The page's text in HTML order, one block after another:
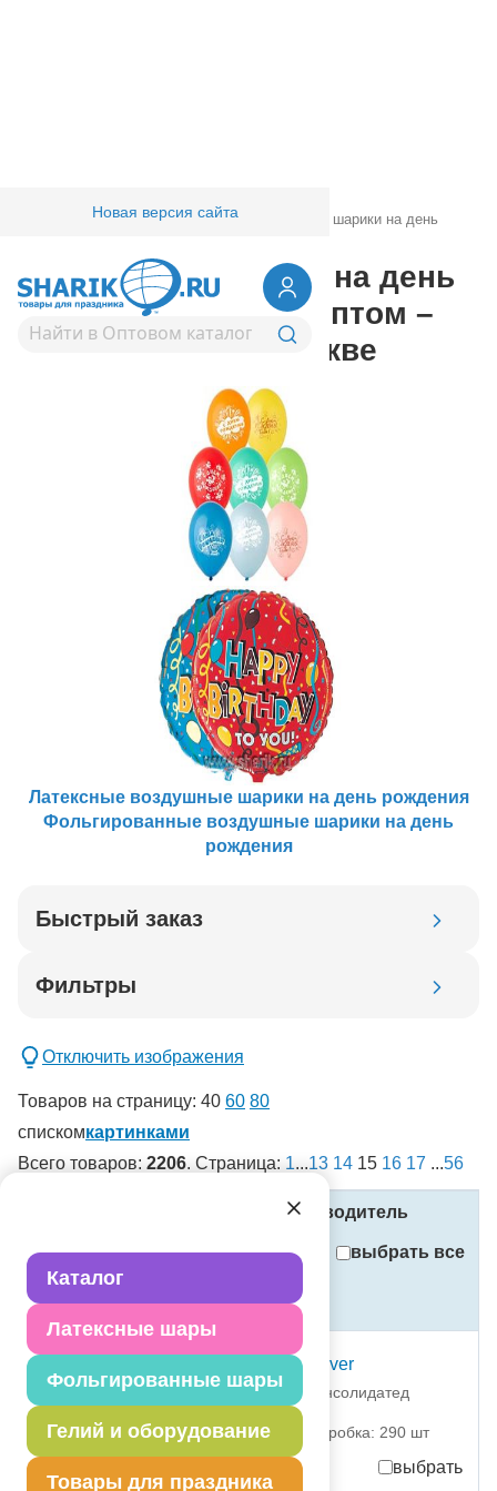
Каталог
Латексные шары
Фольгированные шары
Гелий и оборудование
Товары для праздника
Новая версия сайта
Товары для праздника/
Воздушные шарики на день
Воздушные шарики на день
рождения | купить оптом –
лучшие цены в Москве
Латексные воздушные шарики на день рождения
Фольгированные воздушные шарики на день
рождения
Быстрый заказ
Фильтры
!
Применить
Сбросить фильтры
Отключить изображения
Товаров на страницу: 40 60 80
спискомкартинками
Всего товаров: 2206. Страница: 1...13 14 15 16 17 ...56
Производитель
выбрать все
Стоимость
Цифра-топпер 7 5" Silver
1502-4545 Дженерал Консолидатед
партия поставки: 1 шт коробка: 290 шт
выбрать